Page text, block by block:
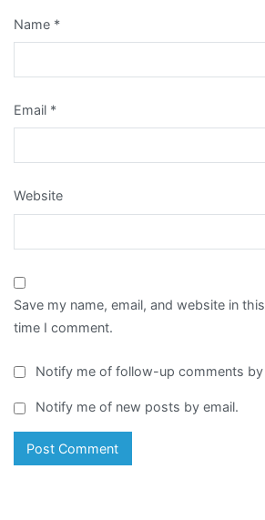
Name *
Email *
Website
Save my name, email, and website in
time I comment.
Notify me of follow-up comments by
Notify me of new posts by email.